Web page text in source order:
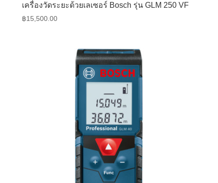
เครื่องวัดระยะด้วยเลเซอร์ Bosch รุ่น GLM 250 VF
฿15,500.00